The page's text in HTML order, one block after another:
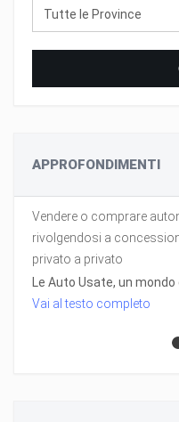
Tutte le Province
APPROFONDIMENTI
Vendere o comprare
rivolgendosi a
privato a privato
Le Auto Usate, un
Vai al testo completo